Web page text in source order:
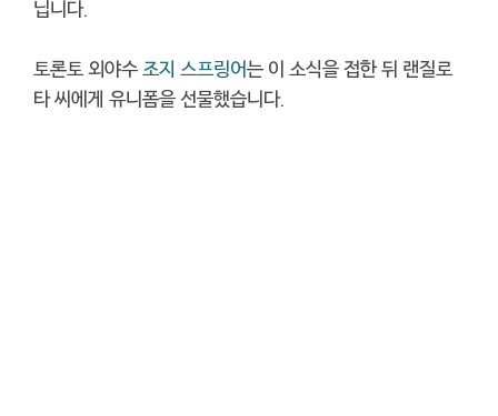
닙니다.
토론토 외야수조지 스프링어는 이 소식을 접한 뒤 랜질로
타 씨에게 유니폼을 선물했습니다.